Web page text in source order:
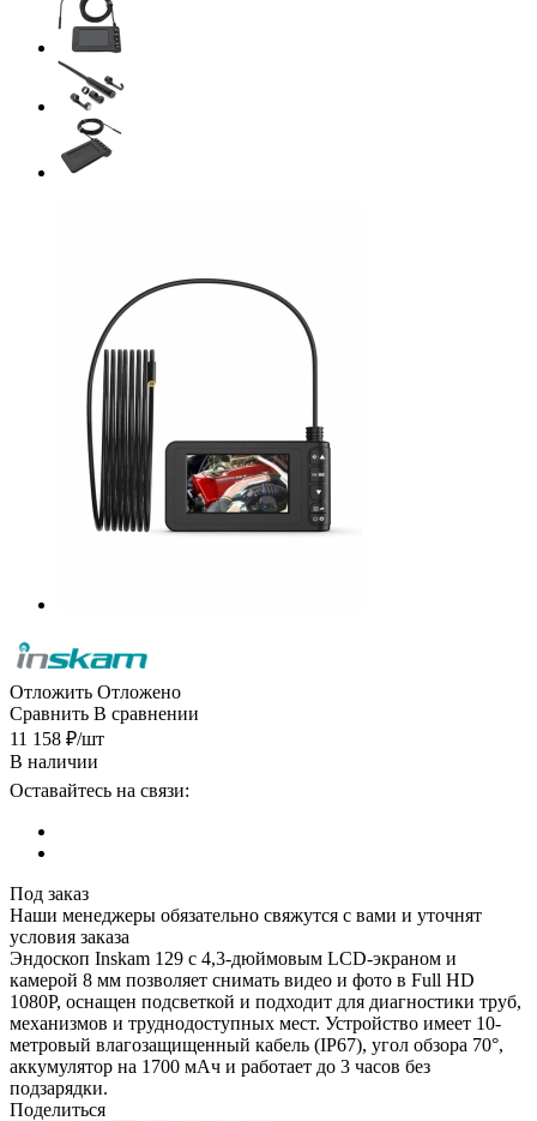
Отложить Отложено
Сравнить В сравнении
11 158 ₽/шт
В наличии
Оставайтесь на связи:
Под заказ
Наши менеджеры обязательно свяжутся с вами и уточнят
условия заказа
Эндоскоп Inskam 129 с 4,3-дюймовым LCD-экраном и
камерой 8 мм позволяет снимать видео и фото в Full HD
1080P, оснащен подсветкой и подходит для диагностики труб,
механизмов и труднодоступных мест. Устройство имеет 10-
метровый влагозащищенный кабель (IP67), угол обзора 70°,
аккумулятор на 1700 мАч и работает до 3 часов без
подзарядки.
Поделиться